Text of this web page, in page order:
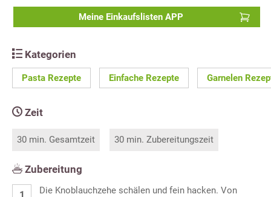
Meine Einkaufslisten APP
Kategorien
Pasta Rezepte Einfache Rezepte Garnelen
Zeit
30 min. Gesamtzeit 30 min. Zubereitungszeit
Zubereitung
Die Knoblauchzehe schälen und fein hacken. Von